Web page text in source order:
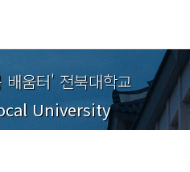
움터' 전북대학교
University